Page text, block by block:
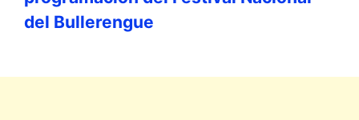
del Bullerengue